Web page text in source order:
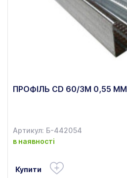
ПРОФІЛЬ CD 60/3М 0,55 ММ
Артикул: Б-442054
в наявності
Купити